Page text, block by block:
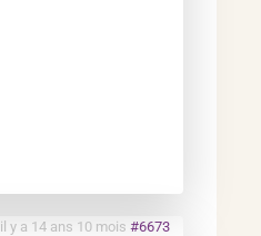
il y a 14 ans 10 mois #6673